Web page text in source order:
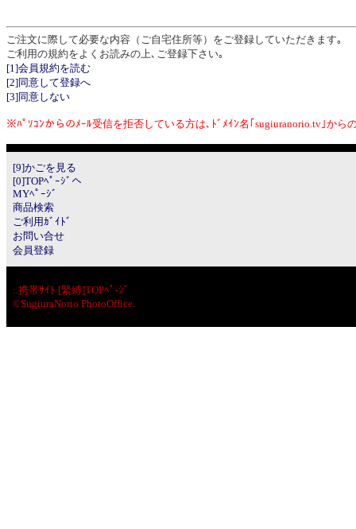
ご注文に際して必要な内容（ご自宅住所等）をご登録していただきます｡
ご利用の規約をよくお読みの上､ご登録下さい｡
[1]会員規約を読む
[2]同意して登録へ
[3]同意しない
※ﾊﾟｿｺﾝからのﾒｰﾙ受信を拒否している方は､ﾄﾞﾒｲﾝ名｢sugiuranorio.tv｣から
[9]かごを見る
[0]TOPﾍﾟｰｼﾞへ
MYﾍﾟｰｼﾞ
商品検索
ご利用ｶﾞｲﾄﾞ
お問い合せ
会員登録
:.携帯ｻｲﾄ [緊縛]TOPﾍﾟ-ｼﾞ
©SugiuraNorio PhotoOffice.